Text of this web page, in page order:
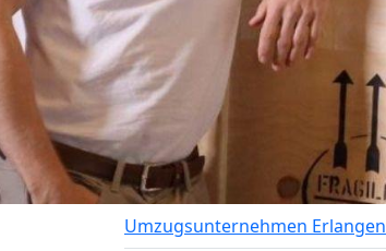
Umzugsunternehmen Erlangen